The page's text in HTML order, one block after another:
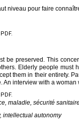
niveau pour faire
be preserved. This
Elderly people must
them in their entirety.
interview with a woman
maladie, sécurité
intellectual autonomy